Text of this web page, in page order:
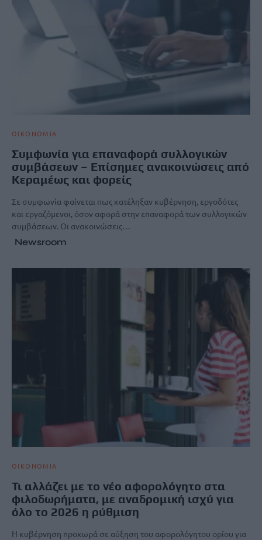
ΟΙΚΟΝΟΜΙΑ
Συμφωνία για επαναφορά συλλογικών
συμβάσεων – Επίσημες ανακοινώσεις από
Κεραμέως και φορείς
Σε συμφωνία φαίνεται πως κατέληξαν κυβέρνηση, εργοδότες
και εργαζόμενοι, όσον αφορά στην επαναφορά των συλλογικών
συμβάσεων. Οι ανακοινώσεις…
Newsroom
ΟΙΚΟΝΟΜΙΑ
Τι αλλάζει με το νέο αφορολόγητο στα
φιλοδωρήματα, με αναδρομική ισχύ για
όλο το 2026 η ρύθμιση
Η κυβέρνηση προχωρά σε αύξηση του αφορολόγητου ορίου για